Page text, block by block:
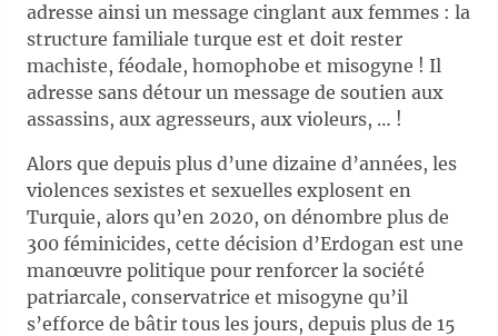
adresse ainsi un message cinglant aux femmes : la
structure familiale turque est et doit rester
machiste, féodale, homophobe et misogyne ! Il
adresse sans détour un message de soutien aux
assassins, aux agresseurs, aux violeurs, … !
Alors que depuis plus d’une dizaine d’années, les
violences sexistes et sexuelles explosent en
Turquie, alors qu’en 2020, on dénombre plus de
300 féminicides, cette décision d’Erdogan est une
manœuvre politique pour renforcer la société
patriarcale, conservatrice et misogyne qu’il
s’efforce de bâtir tous les jours, depuis plus de 15